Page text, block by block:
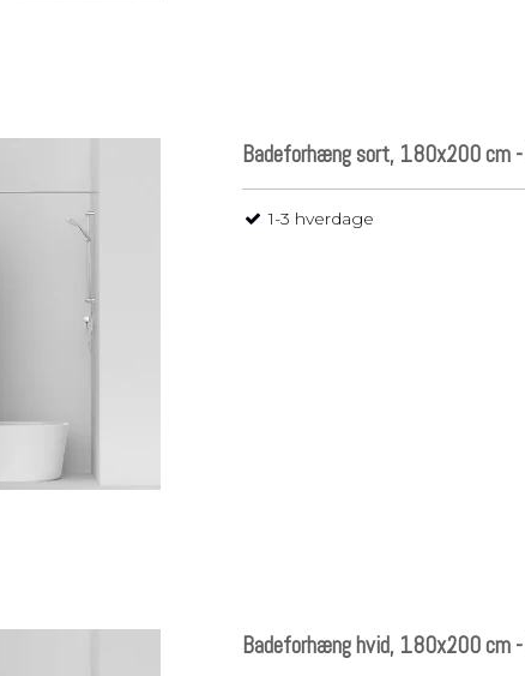
Badeforhæng sort, 180x200 cm -
1-3 hverdage
Badeforhæng hvid, 180x200 cm -